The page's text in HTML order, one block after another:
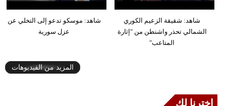
شاهد: موسكو تدعو إلى التخلي عن
عزل سورية
شاهد: شقيقة الزعيم الكوري
الشمالي تحذر واشنطن من "إثارة
المتاعب"
المزيد من الفيديوهات
إخترنا لك